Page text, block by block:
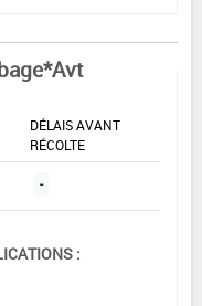
DÉLAIS AVANT
RÉCOLTE
-
: